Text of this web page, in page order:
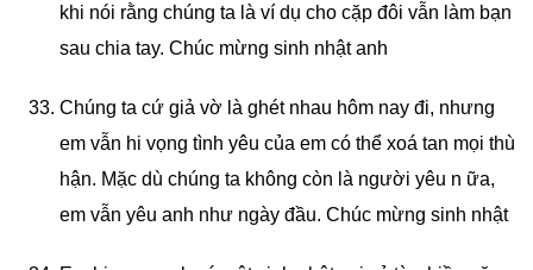
khi nói rằng chúng ta là ví dụ cho cặp đôi vẫn làm bạn
sau chia tay. Chúc mừng sinh nhật anh
Chúng ta cứ giả vờ là ghét nhau hôm nay đi, nhưng
em vẫn hi vọng tình yêu của em có thể xoá tan mọi thù
hận. Mặc dù chúng ta không còn là người yêu n ữa,
em vẫn yêu anh như ngày đầu. Chúc mừng sinh nhật